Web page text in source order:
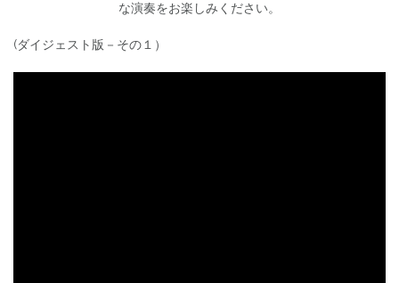
な演奏をお楽しみください。
(ダイジェスト版－その１）